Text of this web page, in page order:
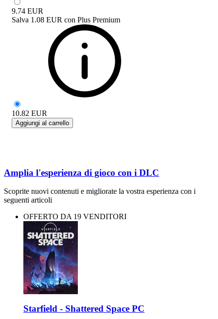
9.74 EUR
Salva 1.08 EUR con Plus Premium
10.82 EUR
Aggiungi al carrello
Amplia l'esperienza di gioco con i DLC
Scoprite nuovi contenuti e migliorate la vostra esperienza con i
seguenti articoli
OFFERTO DA 19 VENDITORI
Starfield - Shattered Space PC